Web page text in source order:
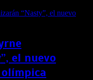
el nuevo